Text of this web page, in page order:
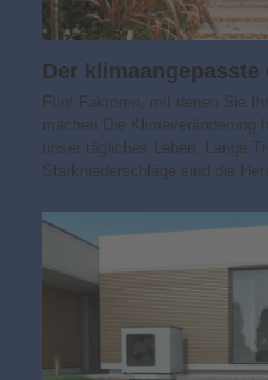
Der klimaangepasste
Fünf Faktoren, mit denen Sie
machen Die Klimaveränderung
unser tägliches Leben. Lange
Starkniederschläge sind die